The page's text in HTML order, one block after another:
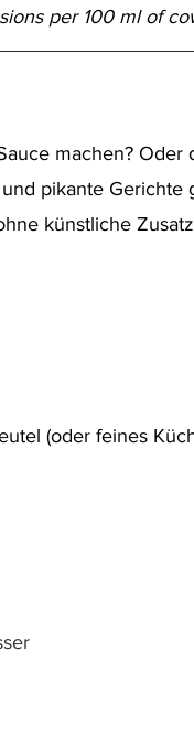
per 100 ml of
machen? Oder
pikante
künstliche
(oder feines